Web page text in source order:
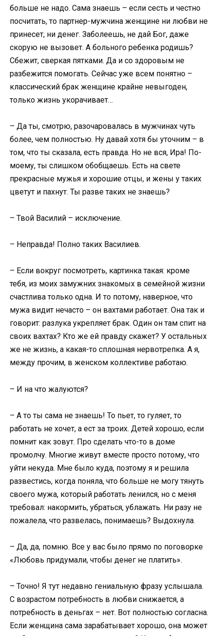
больше не надо. Сама знаешь – если сесть и честно
посчитать, то партнер-мужчина женщине ни любви не
принесет, ни денег. Заболеешь, не дай Бог, даже
скорую не вызовет. А больного ребенка родишь?
Сбежит, сверкая пятками. Да и со здоровым не
разбежится помогать. Сейчас уже всем понятно –
классический брак женщине крайне невыгоден,
только жизнь укорачивает…
– Да ты, смотрю, разочаровалась в мужчинах чуть
более, чем полностью. Ну давай хотя бы уточним – в
том, что ты сказала, есть правда. Но не вся, Ира! По-
моему, ты слишком обобщаешь. Есть на свете
прекрасные мужья и хорошие отцы, и жены у таких
цветут и пахнут. Ты разве таких не знаешь?
– Твой Василий – исключение.
– Неправда! Полно таких Василиев.
– Если вокруг посмотреть, картинка такая: кроме
тебя, из моих замужних знакомых в семейной жизни
счастлива только одна. И то потому, наверное, что
мужа видит нечасто – он вахтами работает. Она так и
говорит: разлука укрепляет брак. Один он там спит на
своих вахтах? Кто же ей правду скажет? У остальных
же не жизнь, а какая-то сплошная нервотрепка. А я,
между прочим, в женском коллективе работаю.
– И на что жалуются?
– А то ты сама не знаешь! То пьет, то гуляет, то
работать не хочет, а ест за троих. Детей хорошо, если
помнит как зовут. Про сделать что-то в доме
промолчу. Многие живут вместе просто потому, что
уйти некуда. Мне было куда, поэтому я и решила
развестись, когда поняла, что больше не могу тянуть
своего мужа, который работать ленился, но с меня
требовал: накормить, убраться, ублажать. Ни разу не
пожалела, что развелась, понимаешь? Выдохнула.
– Да, да, помню. Все у вас было прямо по поговорке
«Любовь придумали, чтобы денег не платить».
– Точно! Я тут недавно гениальную фразу услышала.
С возрастом потребность в любви снижается, а
потребность в деньгах – нет. Вот полностью согласна.
Если женщина сама зарабатывает хорошо, она может